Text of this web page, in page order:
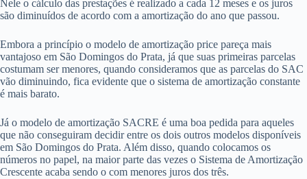
Nele o cálculo das prestações é realizado a cada 12 meses e os juros
são diminuídos de acordo com a amortização do ano que passou.
Embora a princípio o modelo de amortização price pareça mais
vantajoso em São Domingos do Prata, já que suas primeiras parcelas
costumam ser menores, quando consideramos que as parcelas do SAC
vão diminuindo, fica evidente que o sistema de amortização constante
é mais barato.
Já o modelo de amortização SACRE é uma boa pedida para aqueles
que não conseguiram decidir entre os dois outros modelos disponíveis
em São Domingos do Prata. Além disso, quando colocamos os
números no papel, na maior parte das vezes o Sistema de Amortização
Crescente acaba sendo o com menores juros dos três.